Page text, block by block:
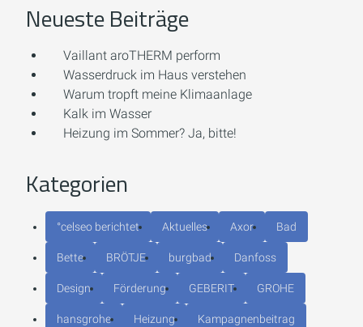
Neueste Beiträge
Vaillant aroTHERM perform
Wasserdruck im Haus verstehen
Warum tropft meine Klimaanlage
Kalk im Wasser
Heizung im Sommer? Ja, bitte!
Kategorien
°celseo berichtet Aktuelles Axor Bad
Bette BRÖTJE burgbad Danfoss
Design Förderung GEBERIT GROHE
hansgrohe Heizung Kampagnenbeitrag